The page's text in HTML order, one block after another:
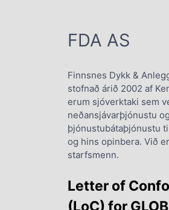
FDA AS
Finnsnes Dykk &
stofnað árið 2002 af
erum sjóverktaki sem
neðansjávarþjónustu og
þjónustubátaþjónustu
og hins opinbera. Við
starfsmenn.
Letter of
(LoC) for